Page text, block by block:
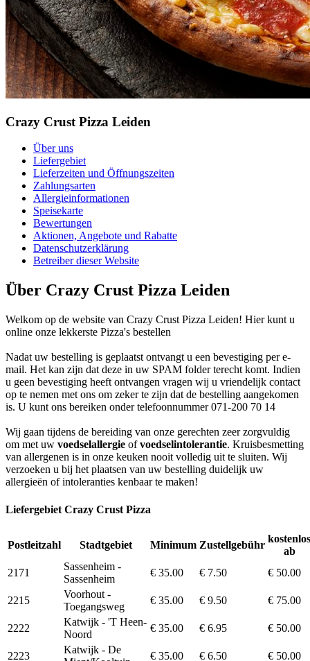
Crazy Crust Pizza Leiden
Über uns
Liefergebiet
Lieferzeiten und Öffnungszeiten
Zahlungsarten
Allergieinformationen
Speisekarte
Bewertungen
Aktionen, Angebote und Rabatte
Datenschutzerklärung
Betreiber dieser Website
Über Crazy Crust Pizza Leiden
Welkom op de website van Crazy Crust Pizza Leiden! Hier kunt u
online onze lekkerste Pizza's bestellen
Nadat uw bestelling is geplaatst ontvangt u een bevestiging per e-
mail. Het kan zijn dat deze in uw SPAM folder terecht komt. Indien
u geen bevestiging heeft ontvangen vragen wij u vriendelijk contact
op te nemen met ons om zeker te zijn dat de bestelling aangekomen
is. U kunt ons bereiken onder telefoonnummer 071-200 70 14
Wij gaan tijdens de bereiding van onze gerechten zeer zorgvuldig
om met uw voedselallergie ofvoedselintolerantie. Kruisbesmetting
van allergenen is in onze keuken nooit volledig uit te sluiten. Wij
verzoeken u bij het plaatsen van uw bestelling duidelijk uw
allergieën of intoleranties kenbaar te maken!
Liefergebiet Crazy Crust Pizza
Postleitzahl Stadtgebiet Minimum Zustellgebühr
kostenlos
ab
2171
Sassenheim -
Sassenheim
€ 35.00 € 7.50 € 50.00
2215
Voorhout -
Toegangsweg
€ 35.00 € 9.50 € 75.00
2222
Katwijk - 'T Heen-
Noord
€ 35.00 € 6.95 € 50.00
2223
Katwijk - De
€ 35.00 € 6.50 € 50.00